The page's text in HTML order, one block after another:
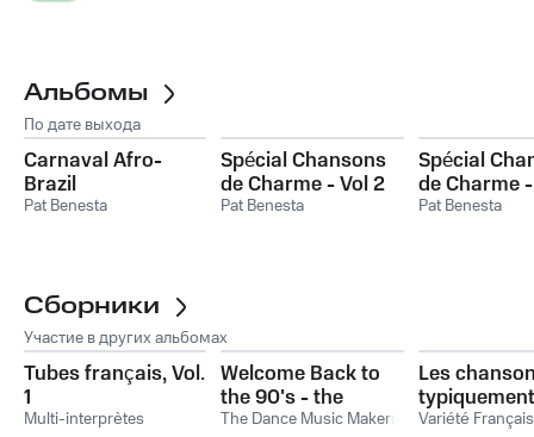
Альбомы
По дате выхода
Carnaval Afro-
Brazil
Pat Benesta
Spécial Chansons
de Charme - Vol 2
Pat Benesta
Spécial
de Charme -
Pat Benesta
Сборники
Участие в других альбомах
Tubes français, Vol.
1
Multi-interprètes
Welcome Back to
the 90's - the
Eurodance Years,
The Dance Music Makers
Les
typiquement
françaises
Variété